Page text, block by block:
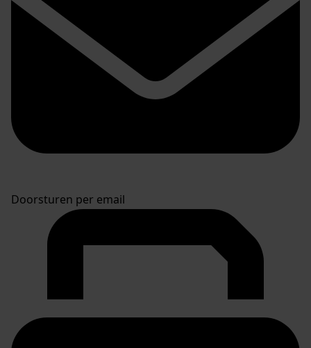
Doorsturen per email